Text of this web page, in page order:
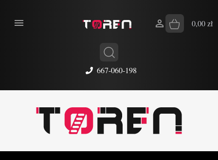
667-060-198
 0,00 zł
